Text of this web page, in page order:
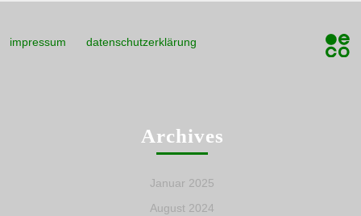
impressum datenschutzerklärung
Archives
Januar 2025
August 2024